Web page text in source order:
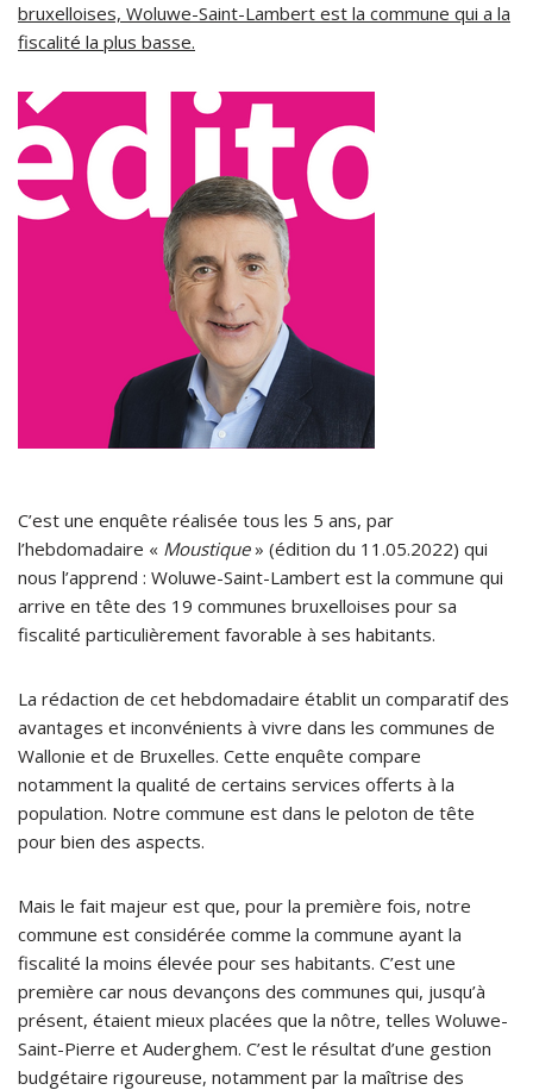
bruxelloises, Woluwe-Saint-Lambert est la commune qui a la
fiscalité la plus basse.
C’est une enquête réalisée tous les 5 ans, par
l’hebdomadaire « Moustique» (édition du 11.05.2022) qui
nous l’apprend : Woluwe-Saint-Lambert est la commune qui
arrive en tête des 19 communes bruxelloises pour sa
fiscalité particulièrement favorable à ses habitants.
La rédaction de cet hebdomadaire établit un comparatif des
avantages et inconvénients à vivre dans les communes de
Wallonie et de Bruxelles. Cette enquête compare
notamment la qualité de certains services offerts à la
population. Notre commune est dans le peloton de tête
pour bien des aspects.
Mais le fait majeur est que, pour la première fois, notre
commune est considérée comme la commune ayant la
fiscalité la moins élevée pour ses habitants. C’est une
première car nous devançons des communes qui, jusqu’à
présent, étaient mieux placées que la nôtre, telles Woluwe-
Saint-Pierre et Auderghem. C’est le résultat d’une gestion
budgétaire rigoureuse, notamment par la maîtrise des